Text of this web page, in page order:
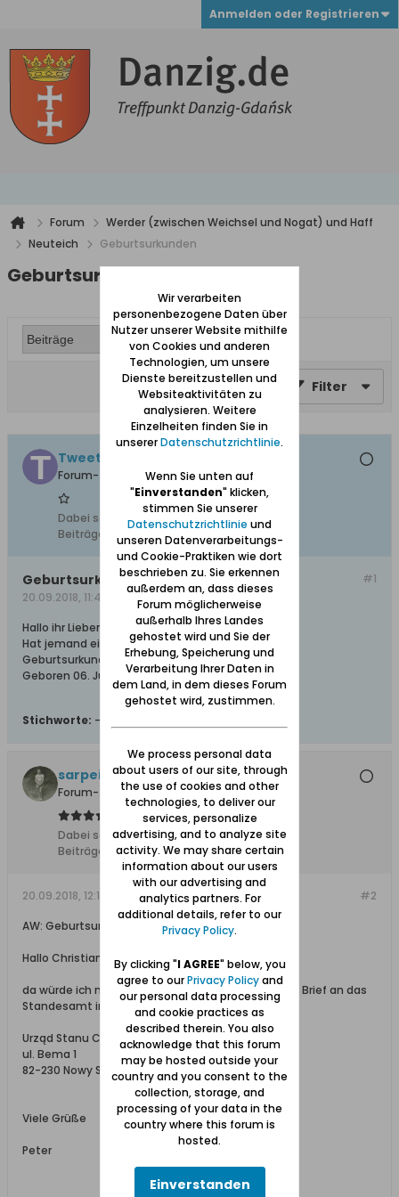
Anmelden oder Registrieren
Forum
Werder (zwischen Weichsel und Nogat) und Haff
Neuteich
Geburtsurkunden
Geburtsurkunden
Filter
Tweety
Forum-Teilnehmer
Dabei seit:
09.07.2014
Beiträge:
#1
Geburtsurkunden
20.09.2018, 11:43
Hallo ihr Lieben.
Hat jemand eine Adresse an die man sich wegen
Geburtsurkunden wenden kann ?
Geboren 06. Juli 1927 in Neuteich
Stichworte: -
sarpei
Forum-Teilnehmer
Dabei seit:17.12.2013
Beiträge:
6105
#2
20.09.2018, 12:12
AW: Geburtsurkunden
Hallo Christiane,
da würde ich mich mit einem polnisch-sprachigen Brief an das
Standesamt in Neuteich wenden:
Urząd Stanu Cywilnego
ul. Bema 1
82-230 Nowy Staw
Viele Grüße
Peter
Wir verarbeiten
personenbezogene Daten über
Nutzer unserer Website mithilfe
von Cookies und anderen
Technologien, um unsere
Dienste bereitzustellen und
Websiteaktivitäten zu
analysieren. Weitere
Einzelheiten finden Sie in
unsererDatenschutzrichtlinie.
Wenn Sie unten auf
"Einverstanden" klicken,
stimmen Sie unserer
Datenschutzrichtlinie und
unseren Datenverarbeitungs-
und Cookie-Praktiken wie dort
beschrieben zu. Sie erkennen
außerdem an, dass dieses
Forum möglicherweise
außerhalb Ihres Landes
gehostet wird und Sie der
Erhebung, Speicherung und
Verarbeitung Ihrer Daten in
dem Land, in dem dieses Forum
gehostet wird, zustimmen.
We process personal data
about users of our site, through
the use of cookies and other
technologies, to deliver our
services, personalize
advertising, and to analyze site
activity. We may share certain
information about our users
with our advertising and
analytics partners. For
additional details, refer to our
Privacy Policy.
By clicking "I AGREE" below, you
agree to ourPrivacy Policyand
our personal data processing
and cookie practices as
described therein. You also
acknowledge that this forum
may be hosted outside your
country and you consent to the
collection, storage, and
processing of your data in the
country where this forum is
hosted.
Einverstanden